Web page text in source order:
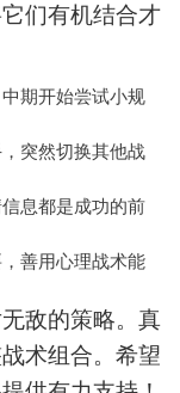
们有机结合才
期开始尝试小规
突然切换其他战
息都是成功的前
善用心理战术能
敌的策略。真
术组合。希望